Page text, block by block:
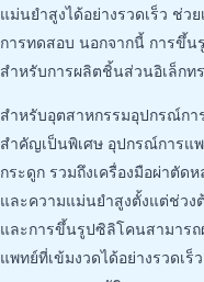
แม่นยำสูงได้อย่างรวดเร็ว ช่ว
การทดสอบ นอกจากนี้ การขึ้
สำหรับการผลิตชิ้นส่วนอิเล็ก
สำหรับอุตสาหกรรมอุปกรณ์ก
สำคัญเป็นพิเศษ อุปกรณ์การแ
กระดูก รวมถึงเครื่องมือผ่าตัด
และความแม่นยำสูงตั้งแต่ช่ว
และการขึ้นรูปซิลิโคนสามาร
แพทย์ที่เข้มงวดได้อย่างรวดเ